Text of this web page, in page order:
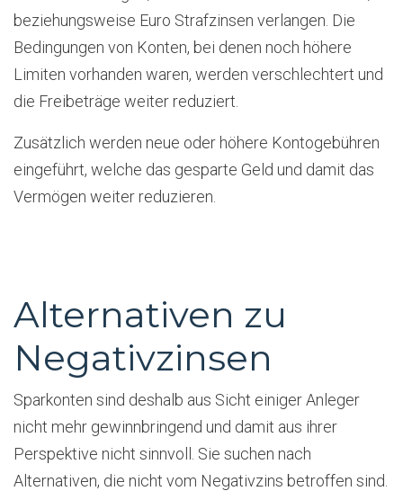
beziehungsweise Euro Strafzinsen verlangen. Die
Bedingungen von Konten, bei denen noch höhere
Limiten vorhanden waren, werden verschlechtert und
die Freibeträge weiter reduziert.
Zusätzlich werden neue oder höhere Kontogebühren
eingeführt, welche das gesparte Geld und damit das
Vermögen weiter reduzieren.
Alternativen zu
Negativzinsen
Sparkonten sind deshalb aus Sicht einiger Anleger
nicht mehr gewinnbringend und damit aus ihrer
Perspektive nicht sinnvoll. Sie suchen nach
Alternativen, die nicht vom Negativzins betroffen sind.